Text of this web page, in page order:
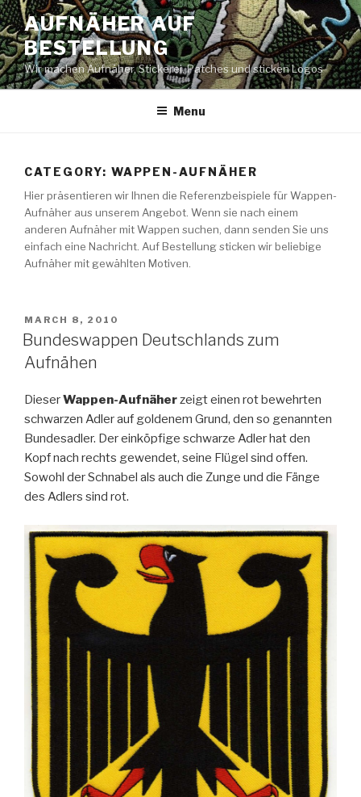
Skip
to
content
AUFNÄHER AUF
BESTELLUNG
Wir machen Aufnäher, Stickerei, Patches und sticken Logos
Menu
CATEGORY: WAPPEN-AUFNÄHER
Hier präsentieren wir Ihnen die Referenzbeispiele für Wappen-
Aufnäher aus unserem Angebot. Wenn sie nach einem
anderen Aufnäher mit Wappen suchen, dann senden Sie uns
einfach eine Nachricht. Auf Bestellung sticken wir beliebige
Aufnäher mit gewählten Motiven.
POSTED
ON
MARCH 8, 2010
Bundeswappen Deutschlands zum
Aufnähen
DieserWappen-Aufnäherzeigt einen rot bewehrten
schwarzen Adler auf goldenem Grund, den so genannten
Bundesadler. Der einköpfige schwarze Adler hat den
Kopf nach rechts gewendet, seine Flügel sind offen.
Sowohl der Schnabel als auch die Zunge und die Fänge
des Adlers sind rot.